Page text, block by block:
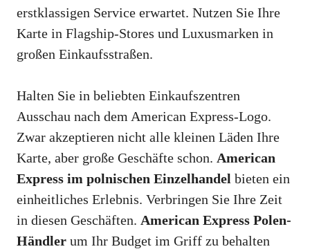
erstklassigen Service erwartet. Nutzen Sie Ihre
Karte in Flagship-Stores und Luxusmarken in
großen Einkaufsstraßen.
Halten Sie in beliebten Einkaufszentren
Ausschau nach dem American Express-Logo.
Zwar akzeptieren nicht alle kleinen Läden Ihre
Karte, aber große Geschäfte schon. American
Express im polnischen Einzelhandel bieten ein
einheitliches Erlebnis. Verbringen Sie Ihre Zeit
in diesen Geschäften. American Express Polen-
Händler um Ihr Budget im Griff zu behalten